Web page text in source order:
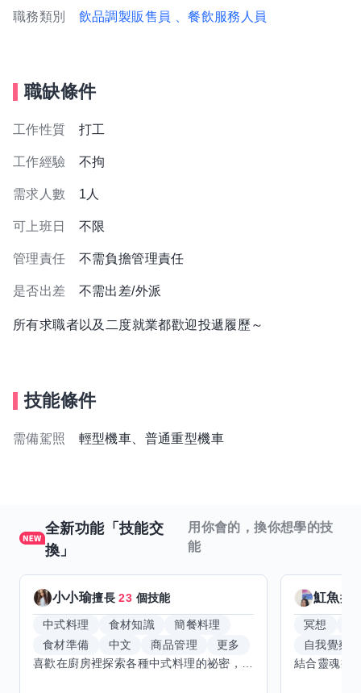
職務類別 飲品調製販售員 、餐飲服務人員
職缺條件
工作性質 打工
工作經驗 不拘
需求人數 1人
可上班日 不限
管理責任 不需負擔管理責任
是否出差 不需出差/外派
所有求職者以及二度就業都歡迎投遞履歷～
技能條件
需備駕照 輕型機車、普通重型機車
全新功能「技能交
換」
用你會的，換你想學的技
能
小小瑜擅長23 個技能
中式料理 食材知識
簡餐料理
食材準備
中文 商品管理
更多
魟魚擅
冥想
自我覺察